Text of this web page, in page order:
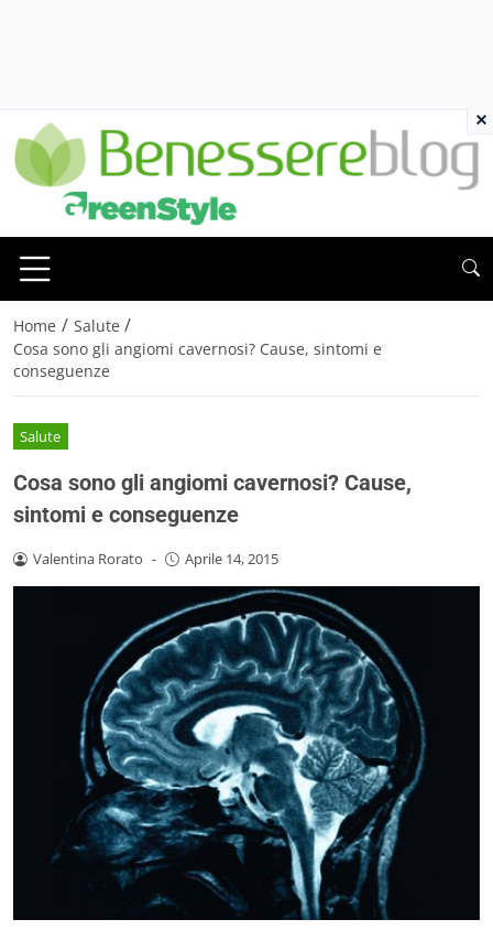
Home / Salute /
Cosa sono gli angiomi cavernosi? Cause, sintomi e
conseguenze
Salute
Cosa sono gli angiomi cavernosi? Cause,
sintomi e conseguenze
Valentina Rorato - Aprile 14, 2015
×